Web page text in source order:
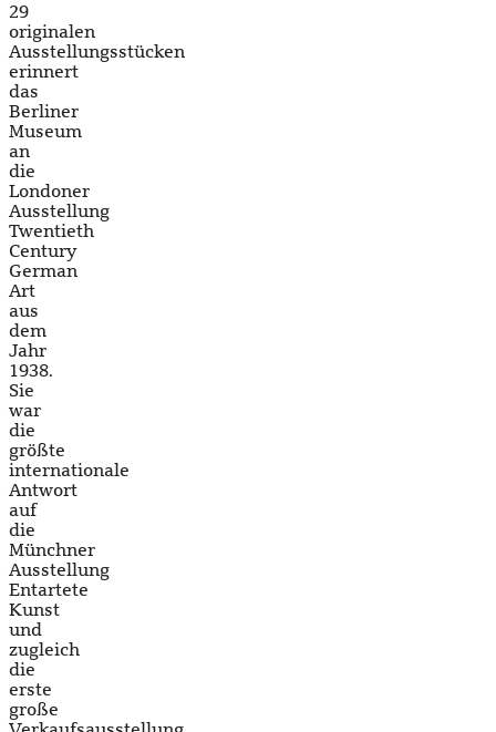
29
originalen
Ausstellungsstücken
erinnert
das
Berliner
Museum
an
die
Londoner
Ausstellung
Twentieth
Century
German
Art
aus
dem
Jahr
1938.
Sie
war
die
größte
internationale
Antwort
auf
die
Münchner
Ausstellung
Entartete
Kunst
und
zugleich
die
erste
große